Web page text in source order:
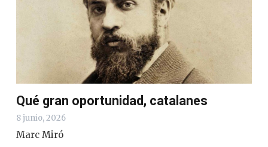
Qué gran oportunidad, catalanes
8 junio, 2026
Marc Miró